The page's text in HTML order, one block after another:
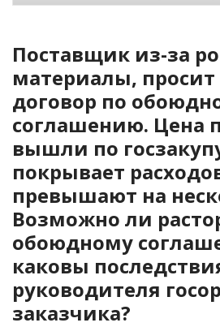
Техника безопасности и охрана труда
Антикризис: трудовые отношения
Антикризис: долги и обязательства
Налоги и Налогообложение
Трудовые отношения
Корпоративные отношения
Договоры
Доверенности
Интернет и право
Возмещение ущерба
Поставщик из-за
материалы, просит
договор по
соглашению. Цена
вышли по
покрывает
превышают на
Возможно ли
обоюдному
каковы
руководителя
заказчика?